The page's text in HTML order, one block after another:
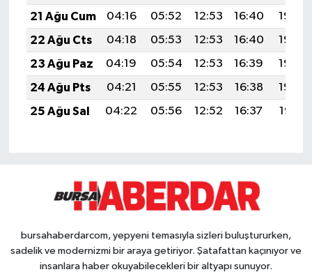
21 Ağu Cum
04:16 05:52 12:53 16:40
19:45
22 Ağu Cts
04:18 05:53 12:53 16:40
19:43
23 Ağu Paz
04:19 05:54 12:53 16:39
19:42
24 Ağu Pts
04:21 05:55 12:53 16:38
19:40
25 Ağu Sal
04:22 05:56 12:52 16:37 19:38
bursahaberdarcom, yepyeni temasıyla sizleri buluştururken,
sadelik ve modernizmi bir araya getiriyor. Şatafattan kaçınıyor ve
insanlara haber okuyabilecekleri bir altyapı sunuyor.